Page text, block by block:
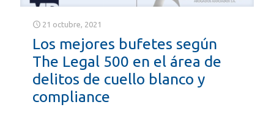
21 octubre, 2021
Los mejores bufetes según
The Legal 500 en el área de
delitos de cuello blanco y
compliance